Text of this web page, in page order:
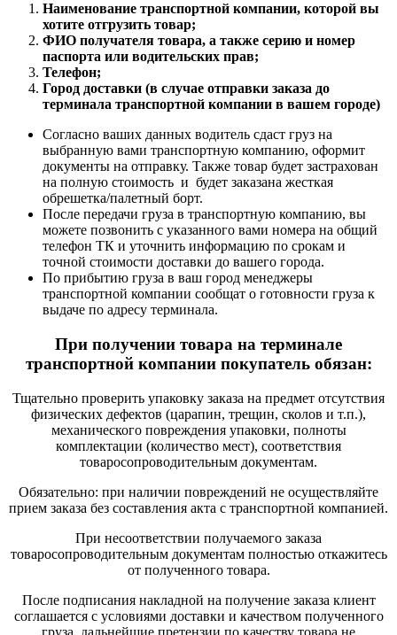
Наименование транспортной компании, которой вы
хотите отгрузить товар;
ФИО получателя товара, а также серию и номер
паспорта или водительских прав;
Телефон;
Город доставки (в случае отправки заказа до
терминала транспортной компании в вашем городе)
Согласно ваших данных водитель сдаст груз на
выбранную вами транспортную компанию, оформит
документы на отправку. Также товар будет застрахован
на полную стоимость и будет заказана жесткая
обрешетка/палетный борт.
После передачи груза в транспортную компанию, вы
можете позвонить с указанного вами номера на общий
телефон ТК и уточнить информацию по срокам и
точной стоимости доставки до вашего города.
По прибытию груза в ваш город менеджеры
транспортной компании сообщат о готовности груза к
выдаче по адресу терминала.
При получении товара на терминале
транспортной компании покупатель обязан:
Тщательно проверить упаковку заказа на предмет отсутствия
физических дефектов (царапин, трещин, сколов и т.п.),
механического повреждения упаковки, полноты
комплектации (количество мест), соответствия
товаросопроводительным документам.
Обязательно: при наличии повреждений не осуществляйте
прием заказа без составления акта с транспортной компанией.
При несоответствии получаемого заказа
товаросопроводительным документам полностью откажитесь
от полученного товара.
После подписания накладной на получение заказа клиент
соглашается с условиями доставки и качеством полученного
груза, дальнейшие претензии по качеству товара не